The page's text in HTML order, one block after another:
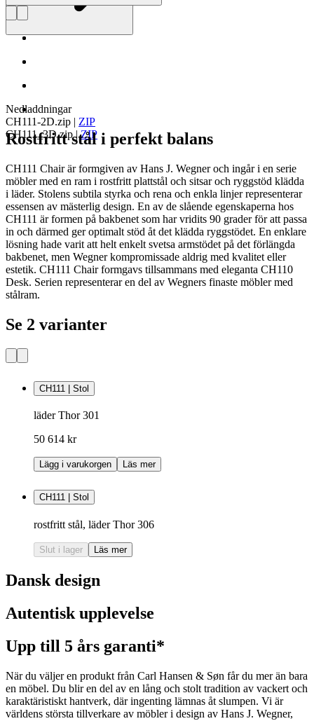
Nedladdningar
CH111-2D.zip | ZIP
CH111_3D.zip|ZIP
Rostfritt stål i perfekt balans
CH111 Chair är formgiven av Hans J. Wegner och ingår i en serie
möbler med en ram i rostfritt plattstål och sitsar och ryggstöd klädda
i läder. Stolens subtila styrka och rena och enkla linjer representerar
essensen av mästerlig design. En av de slående egenskaperna hos
CH111 är formen på bakbenet som har vridits 90 grader för att passa
in och därmed ger optimalt stöd åt det klädda ryggstödet. En enklare
lösning hade varit att helt enkelt svetsa armstödet på det förlängda
bakbenet, men Wegner kompromissade aldrig med kvalitet eller
estetik. CH111 Chair formgavs tillsammans med eleganta CH110
Desk. Serien representerar en del av Wegners finaste möbler med
stålram.
Se 2 varianter
CH111 | Stol
läder Thor 301
50 614 kr
Lägg i varukorgen Läs mer
CH111 | Stol
rostfritt stål, läder Thor 306
Slut i lager Läs mer
Dansk design
Autentisk upplevelse
Upp till 5 års garanti*
När du väljer en produkt från Carl Hansen & Søn får du mer än bara
en möbel. Du blir en del av en lång och stolt tradition av vackert och
karaktäristiskt hantverk, där ingenting lämnas åt slumpen. Vi är
världens största tillverkare av möbler i design av Hans J. Wegner,